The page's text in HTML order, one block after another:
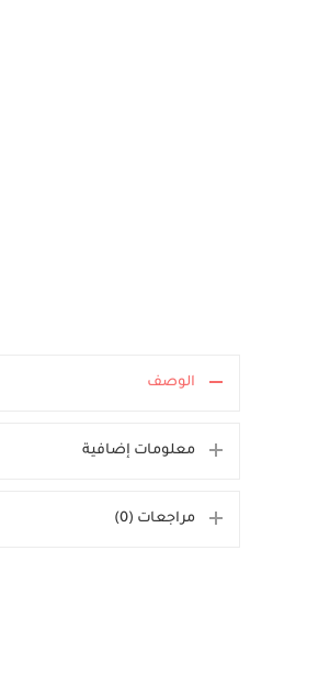
الوصف
معلومات إضافية
مراجعات (0)